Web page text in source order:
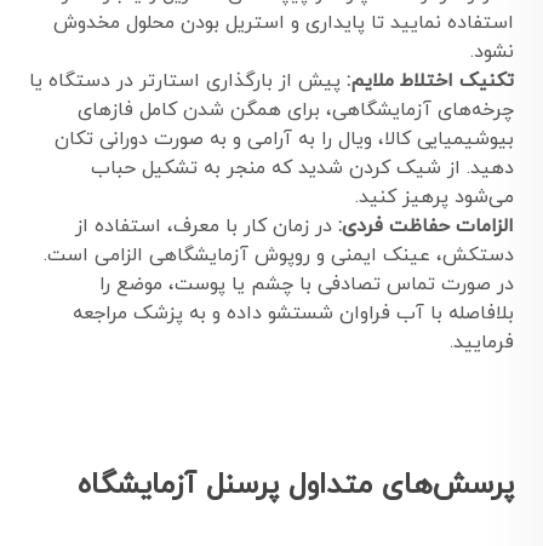
استفاده نمایید تا پایداری و استریل بودن محلول مخدوش
نشود.
تکنيک اختلاط ملایم: پیش از بارگذاری استارتر در دستگاه یا
چرخه‌های آزمایشگاهی، برای همگن شدن کامل فازهای
بیوشیمیایی کالا، ویال را به آرامی و به صورت دورانی تکان
دهید. از شیک کردن شدید که منجر به تشکیل حباب
می‌شود پرهیز کنید.
الزامات حفاظت فردی: در زمان کار با معرف، استفاده از
دستکش، عینک ایمنی و روپوش آزمایشگاهی الزامی است.
در صورت تماس تصادفی با چشم یا پوست، موضع را
بلافاصله با آب فراوان شستشو داده و به پزشک مراجعه
فرمایید.
پرسش‌های متداول پرسنل آزمایشگاه